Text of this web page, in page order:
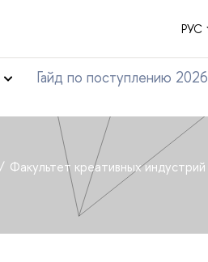
РУС
Гайд по поступлению 2026
Факультет креативных индустрий